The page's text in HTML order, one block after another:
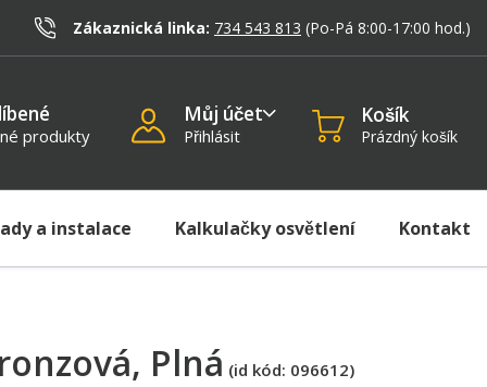
Zákaznická linka: 734 543 813 (Po-Pá 8:00-17:00 hod.)
produkty
Můj účet
Přihlásit
Košík
Prázdný košík
a instalace Kalkulačky osvětlení Kontakt
, Plná (id kód: 096612)